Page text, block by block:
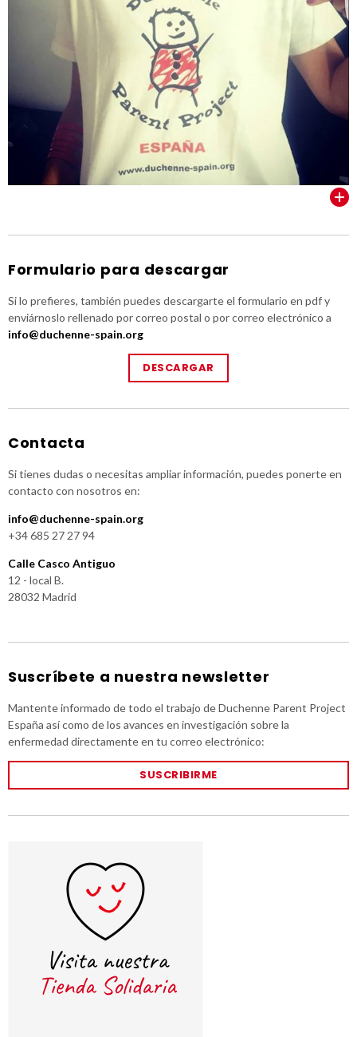
Formulario para descargar
Si lo prefieres, también puedes descargarte el formulario en pdf y
enviárnoslo rellenado por correo postal o por correo electrónico a
info@duchenne-spain.org
DESCARGAR
Contacta
Si tienes dudas o necesitas ampliar información, puedes ponerte en
contacto con nosotros en:
info@duchenne-spain.org
+34 685 27 27 94
Calle Casco Antiguo
12 - local B.
28032 Madrid
Suscríbete a nuestra newsletter
Mantente informado de todo el trabajo de Duchenne Parent Project
España así como de los avances en investigación sobre la
enfermedad directamente en tu correo electrónico:
SUSCRIBIRME